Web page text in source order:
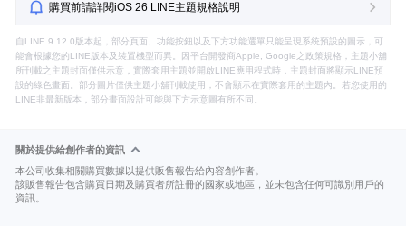
購買前請詳閱iOS 26 LINE主題規格說明
自LINE 9.12.0版本起，部分頁面、功能按鈕以及下方功能選單只能呈現系統預設的圖示，可
能會根據您的LINE版本及裝置機型而異。因平台開發商Apple, Google之政策規格，主題小舖
所刊載之主題封面僅供示意，實際套用主題並開啟LINE應用程式時，主題封面將顯示LINE預
設的綠色畫面。部分圖片僅供主題小舖刊載使用，不會顯示在實際套用的主題內。若您使用的
LINE非最新版本，部分畫面設計可能與下方示意圖有所不同。
關於提供給創作者的資訊
本公司收集相關購買數據以提供販售報告給內容創作者。
該販售報告包含購買日期及購買者所註冊的國家或地區，並未包含任何可識別用戶的
資訊。